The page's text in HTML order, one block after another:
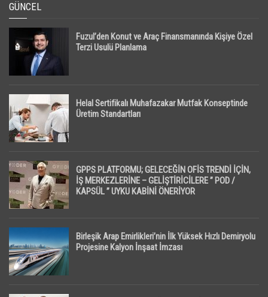
GÜNCEL
Fuzul’den Konut ve Araç Finansmanında Kişiye Özel
Terzi Usulü Planlama
Helal Sertifikalı Muhafazakar Mutfak Konseptinde
Üretim Standartları
GPPS PLATFORMU; GELECEĞİN OFİS TRENDİ İÇİN,
İŞ MERKEZLERİNE – GELİŞTİRİCİLERE ” POD /
KAPSÜL ” UYKU KABİNİ ÖNERİYOR
Birleşik Arap Emirlikleri’nin İlk Yüksek Hızlı Demiryolu
Projesine Kalyon İnşaat İmzası